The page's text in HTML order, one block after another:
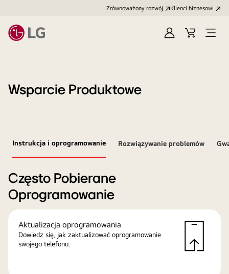
Zrównoważony rozwój Klienci biznesowi
ZalogujKoszyk
Wsparcie Produktowe
Instrukcja i oprogramowanie Rozwiązywanie problemów
Często Pobierane
Oprogramowanie
Aktualizacja oprogramowania
Dowiedz się, jak zaktualizować oprogramowanie
swojego telefonu.